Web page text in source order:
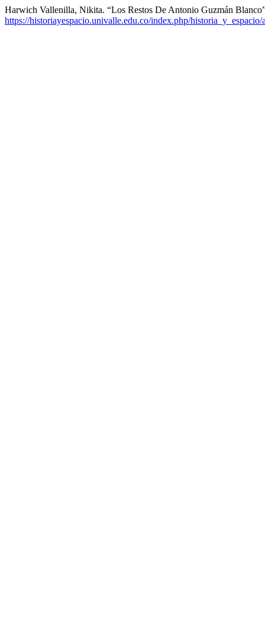
Harwich Vallenilla, Nikita. “Los Restos De Antonio Guzmán
https://historiayespacio.univalle.edu.co/index.php/